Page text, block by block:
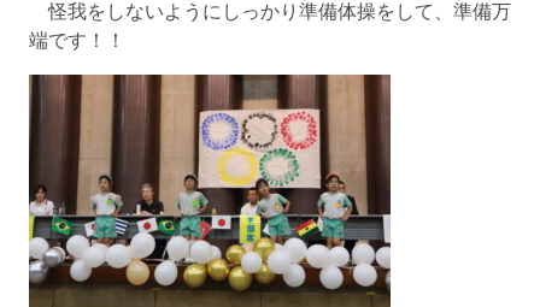
怪我をしないようにしっかり準備体操をして、準備万
端です！！